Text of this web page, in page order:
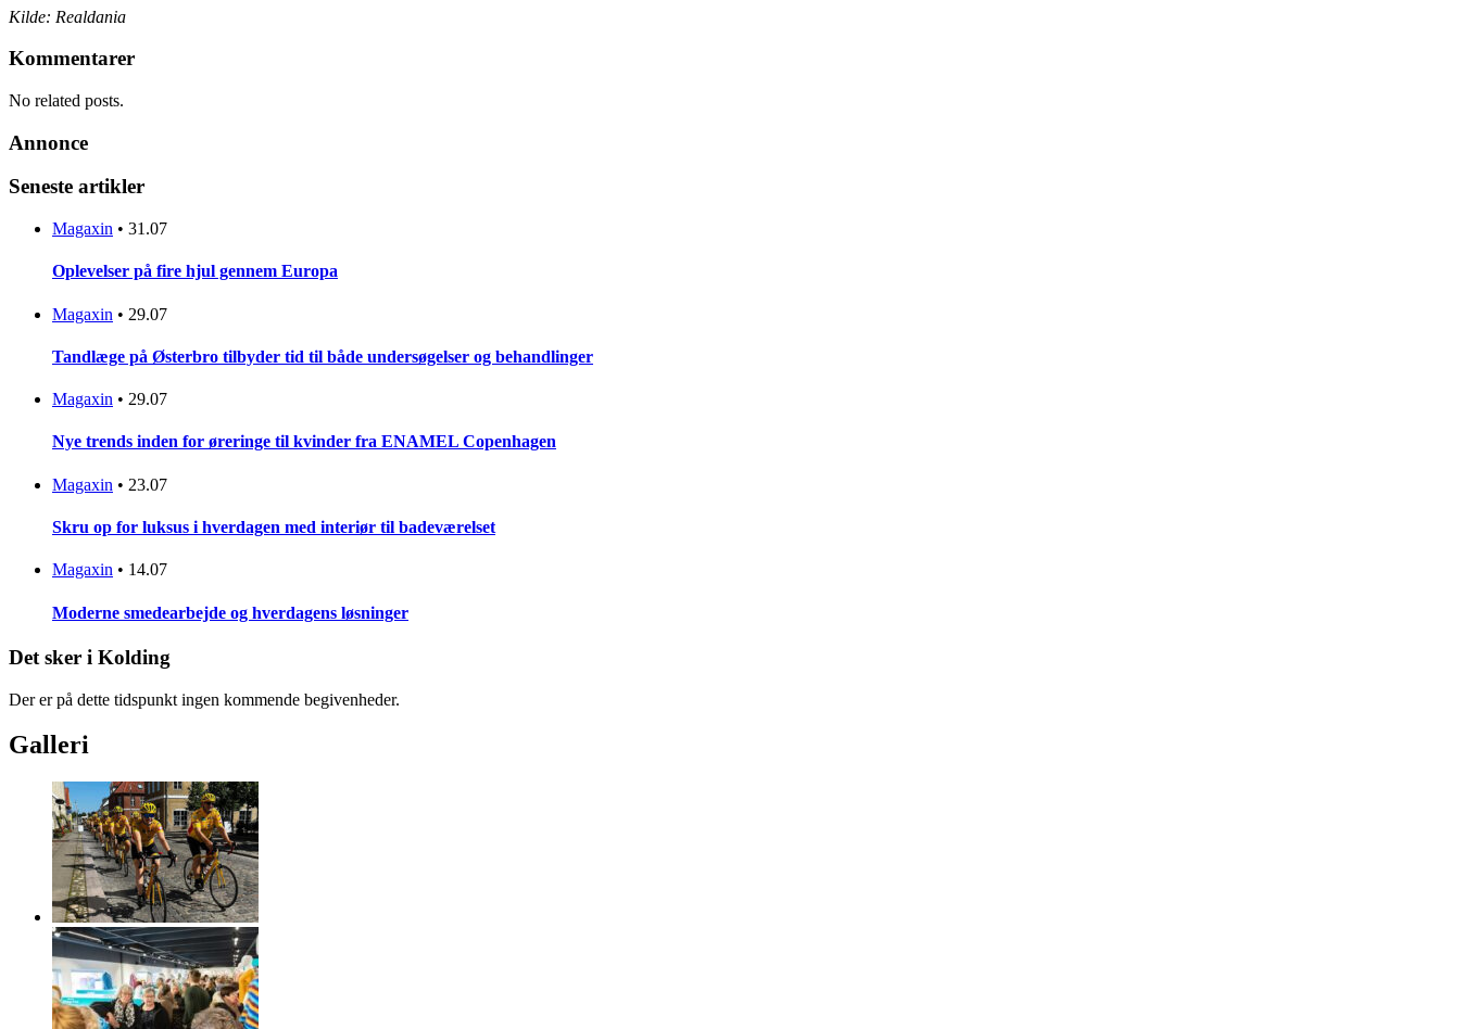
Kilde: Realdania
Kommentarer
No related posts.
Annonce
Seneste artikler
Magaxin • 31.07
Oplevelser på fire hjul gennem Europa
Magaxin • 29.07
Tandlæge på Østerbro tilbyder tid til både undersøgelser og behandlinger
Magaxin • 29.07
Nye trends inden for øreringe til kvinder fra ENAMEL Copenhagen
Magaxin • 23.07
Skru op for luksus i hverdagen med interiør til badeværelset
Magaxin • 14.07
Moderne smedearbejde og hverdagens løsninger
Det sker i Kolding
Der er på dette tidspunkt ingen kommende begivenheder.
Galleri